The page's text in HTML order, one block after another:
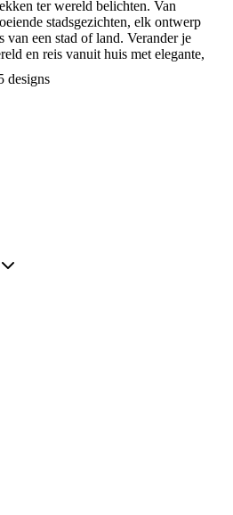
ter wereld belichten. Van
stadsgezichten, elk ontwerp
van een stad of land. Verander je
en reis vanuit huis met elegante,
designs